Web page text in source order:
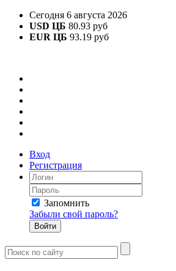
Сегодня 6 августа 2026
USD ЦБ 80.93 руб
EUR ЦБ 93.19 руб
Вход
Регистрация
Запомнить
Забыли свой пароль?